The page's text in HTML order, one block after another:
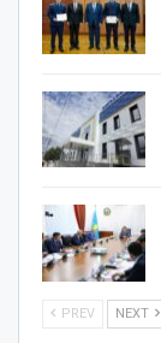
PREV NEXT